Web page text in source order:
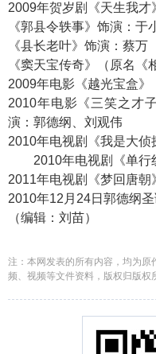
2009年贺岁剧《天生我
《郭县令轶事》饰演：
《县长老叶》饰演：蔡万
《窦天宝传奇》（原名
2009年电影《越光宝盒
2010年电影《三笑之才
演：郭德纲、刘观伟
2010年电视剧《我是大侦
2010年电视剧《单行
2011年电视剧《梦回唐
2010年12月24日郭德纲
（编辑：刘苗）
注：本网发表的所有内容，均为
频、视频等文件资料，版权归版权